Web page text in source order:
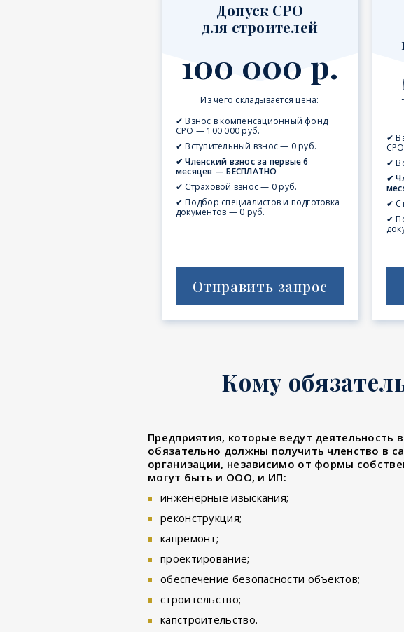
Допуск СРО
для строителей
100 000 р.
Из чего складывается цена:
✔ Взнос в компенсационный фонд
СРО — 100 000 руб.
✔ Вступительный взнос — 0 руб.
✔ Членский взнос за первые 6
месяцев — БЕСПЛАТНО
✔ Страховой взнос — 0 руб.
✔ Подбор специалистов и подготовка
документов — 0 руб.
Отправить запрос
✔
✔
✔
✔
✔
Кому
Предприятия, которые ведут деятельность
обязательно должны получить членство в
организации, независимо от формы
могут быть и ООО, и ИП:
инженерные изыскания;
реконструкция;
капремонт;
проектирование;
обеспечение безопасности объектов;
строительство;
капстроительство.